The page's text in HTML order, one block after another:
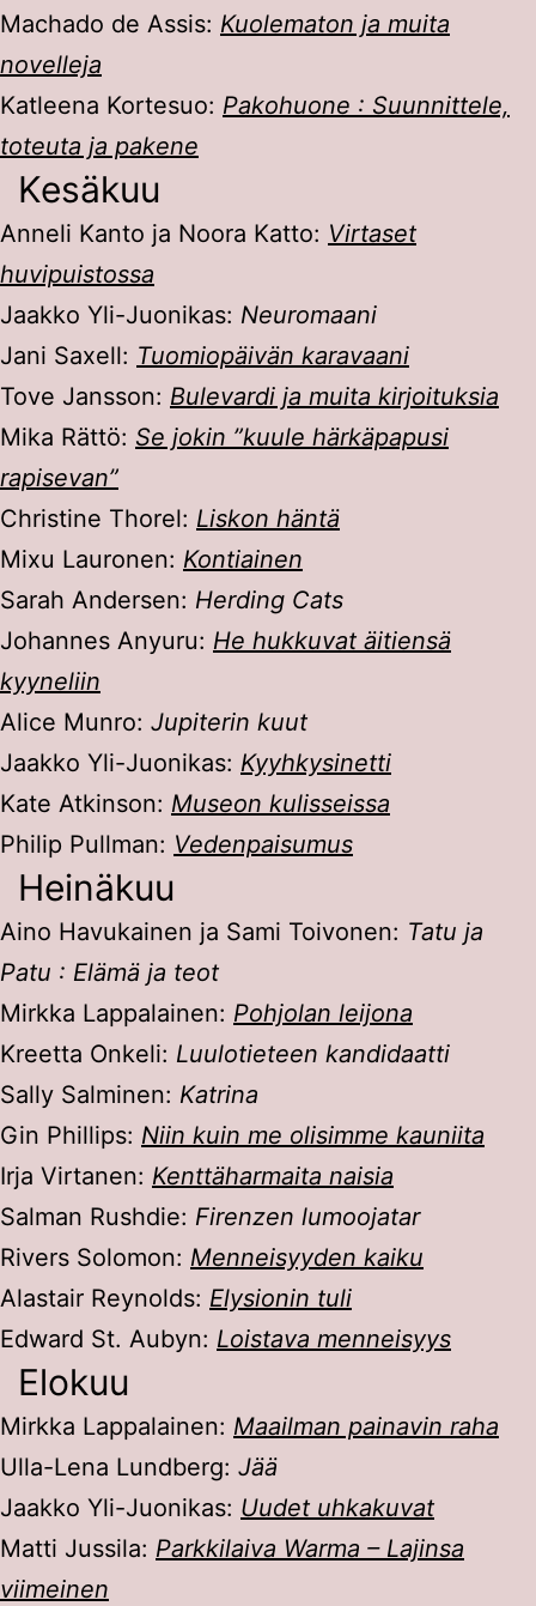
Machado de Assis: Kuolematon ja muita
novelleja
Katleena Kortesuo: Pakohuone : Suunnittele,
toteuta ja pakene
Kesäkuu
Anneli Kanto ja Noora Katto: Virtaset
huvipuistossa
Jaakko Yli-Juonikas: Neuromaani
Jani Saxell: Tuomiopäivän karavaani
Tove Jansson: Bulevardi ja muita kirjoituksia
Mika Rättö: Se jokin ”kuule härkäpapusi
rapisevan”
Christine Thorel: Liskon häntä
Mixu Lauronen: Kontiainen
Sarah Andersen: Herding Cats
Johannes Anyuru: He hukkuvat äitiensä
kyyneliin
Alice Munro: Jupiterin kuut
Jaakko Yli-Juonikas: Kyyhkysinetti
Kate Atkinson: Museon kulisseissa
Philip Pullman: Vedenpaisumus
Heinäkuu
Aino Havukainen ja Sami Toivonen: Tatu ja
Patu : Elämä ja teot
Mirkka Lappalainen: Pohjolan leijona
Kreetta Onkeli: Luulotieteen kandidaatti
Sally Salminen: Katrina
Gin Phillips: Niin kuin me olisimme kauniita
Irja Virtanen: Kenttäharmaita naisia
Salman Rushdie: Firenzen lumoojatar
Rivers Solomon: Menneisyyden kaiku
Alastair Reynolds: Elysionin tuli
Edward St. Aubyn: Loistava menneisyys
Elokuu
Mirkka Lappalainen: Maailman painavin raha
Ulla-Lena Lundberg: Jää
Jaakko Yli-Juonikas: Uudet uhkakuvat
Matti Jussila: Parkkilaiva Warma – Lajinsa
viimeinen